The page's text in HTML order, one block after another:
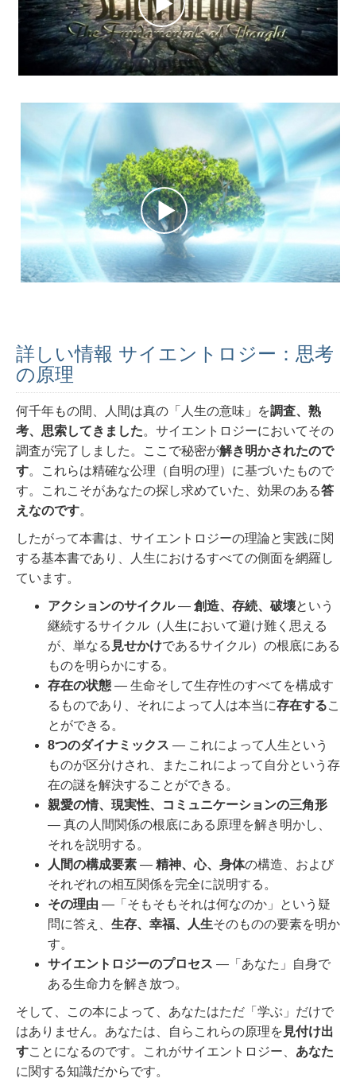
詳しい情報 サイエントロジー：思考
の原理
何千年もの間、人間は真の「人生の意味」を調査、熟
考、思索してきました。 サイエントロジーにおいてその
調査が完了しました。ここで秘密が解き明かされたので
す。これらは精確な公理（自明の理）に基づいたもので
す。これこそがあなたの探し求めていた、効果のある答
えなのです。
したがって本書は、サイエントロジーの理論と実践に関
する基本書であり、人生におけるすべての側面を網羅し
ています。
アクションのサイクル― 創造、存続、破壊という
継続するサイクル（人生において避け難く思える
が、単なる 見せかけであるサイクル）の根底にある
ものを明らかにする。
存在の状態 ― 生命そして生存性のすべてを構成す
るものであり、それによって人は本当に存在するこ
とができる。
8つのダイナミックス ― これによって人生という
ものが区分けされ、またこれによって自分という存
在の謎を解決することができる。
親愛の情、現実性、コミュニケーションの三角形
― 真の人間関係の根底にある原理を解き明かし、
それを説明する。
人間の構成要素 ― 精神、心、身体の構造、および
それぞれの相互関係を完全に説明する。
その理由 ―「そもそもそれは何なのか」という疑
問に答え、 生存、幸福、人生そのものの要素を明か
す。
サイエントロジーのプロセス ―「あなた」自身で
ある生命力を解き放つ。
そして、この本によって、あなたはただ「学ぶ」だけで
はありません。あなたは、自らこれらの原理を 見付け出
すことになるのです。これがサイエントロジー、 あなた
に関する知識だからです。